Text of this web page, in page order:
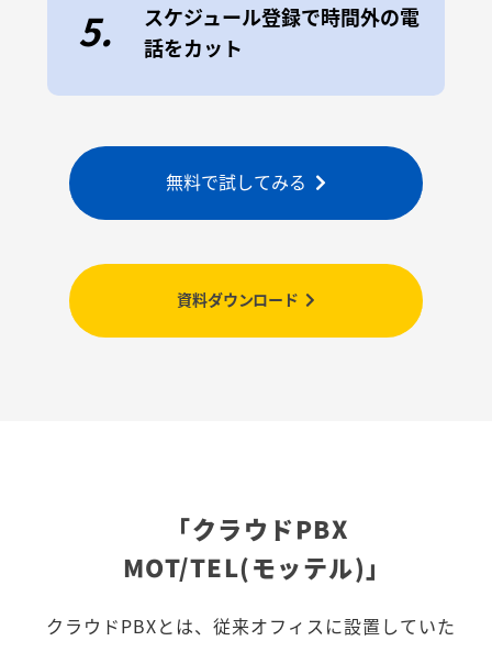
5.
スケジュール登録で時間外の電
話をカット
無料で試してみる
資料ダウンロード
「クラウドPBX
MOT/TEL(モッテル)」
クラウドPBXとは、従来オフィスに設置していた